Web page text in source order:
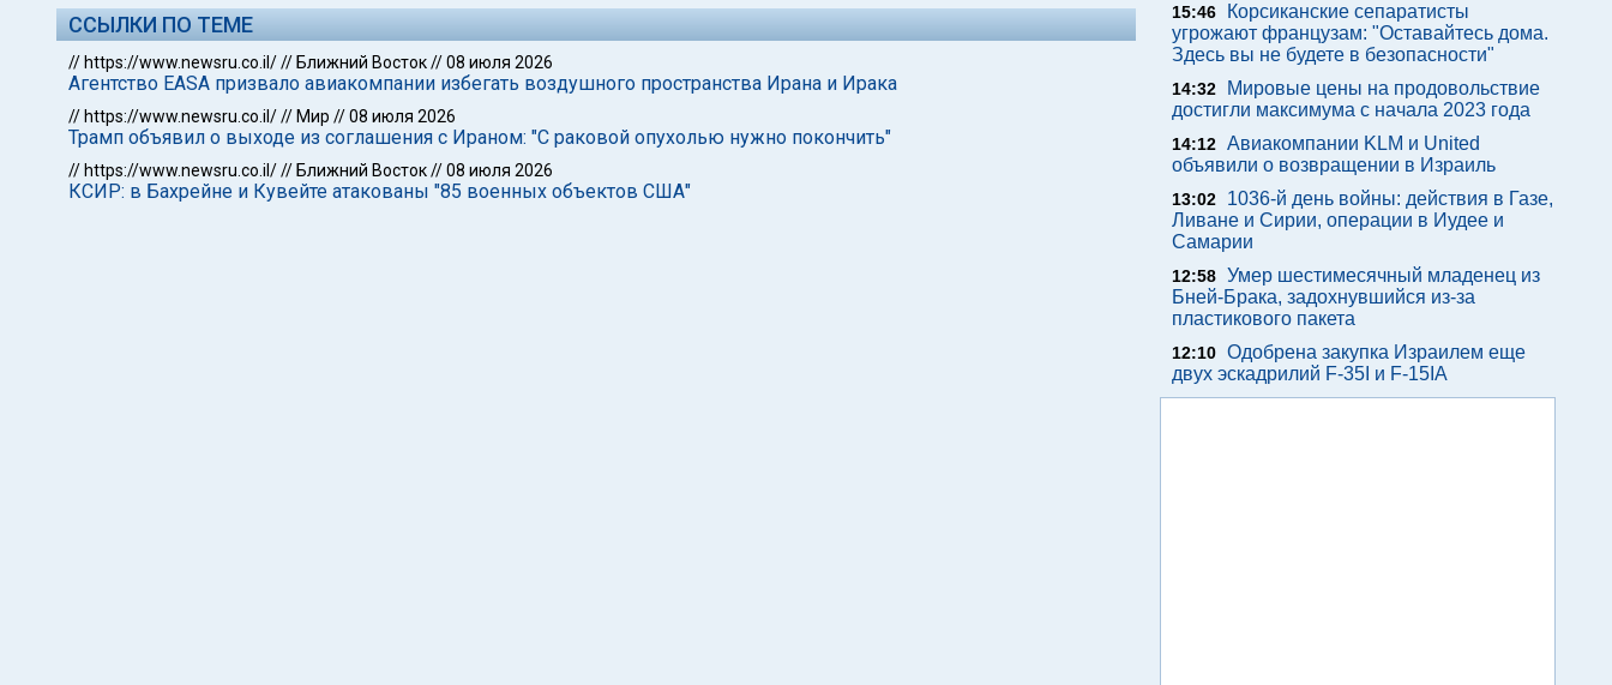
ССЫЛКИ ПО ТЕМЕ
// https://www.newsru.co.il/// Ближний Восток//08 июля 2026
Агентство EASA призвало авиакомпании избегать воздушного пространства Ирана и Ирака
// https://www.newsru.co.il/// Мир //08 июля 2026
Трамп объявил о выходе из соглашения с Ираном: "С раковой опухолью нужно покончить"
// https://www.newsru.co.il/// Ближний Восток//08 июля 2026
КСИР: в Бахрейне и Кувейте атакованы "85 военных объектов США"
15:46
Корсиканские сепаратисты
угрожают французам: "Оставайтесь дома.
Здесь вы не будете в безопасности"
14:32
Мировые цены на продовольствие
достигли максимума с начала 2023 года
14:12 Авиакомпании KLM и United
объявили о возвращении в Израиль
13:02
1036-й день войны: действия в Газе,
Ливане и Сирии, операции в Иудее и
Самарии
12:58 Умер шестимесячный младенец из
Бней-Брака, задохнувшийся из-за
пластикового пакета
12:10 Одобрена закупка Израилем еще
двух эскадрилий F-35I и F-15IA